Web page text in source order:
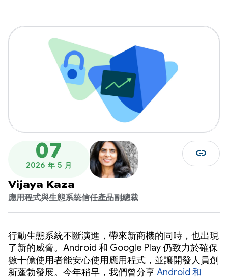
07
2026 年 5 月
Vijaya Kaza
應用程式與生態系統信任產品副總裁
link
行動生態系統不斷演進，帶來新商機的同時，也出現
了新的威脅。Android 和 Google Play 仍致力於確保
數十億使用者能安心使用應用程式，並讓開發人員創
新蓬勃發展。今年稍早，我們曾分享Android 和